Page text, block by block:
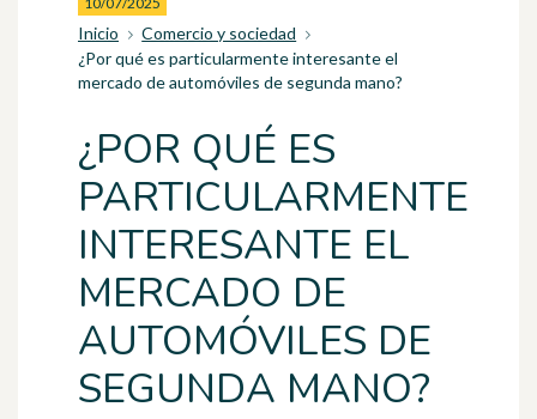
Inicio
Comercio y sociedad
¿Por qué es particularmente interesante el
mercado de automóviles de segunda mano?
¿POR QUÉ ES
PARTICULARMENTE
INTERESANTE EL
MERCADO DE
AUTOMÓVILES DE
SEGUNDA MANO?